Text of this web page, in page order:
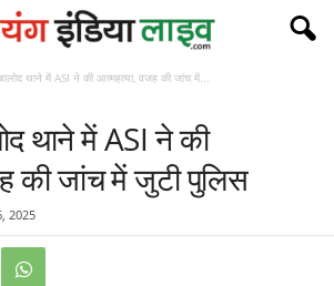
थाने में ASI ने की आत्महत्या, वजह की जांच में...
थाने में ASI ने की
की जांच में जुटी पुलिस
2025